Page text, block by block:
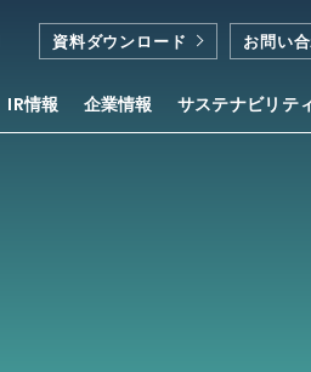
IR情報 企業情報 サステナビリテ
資料ダウンロード お問い